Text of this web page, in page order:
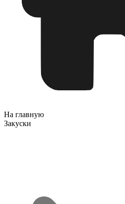
На главную
Закуски